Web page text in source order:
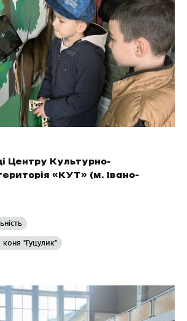
Центру Культурно-
«КУТ» (м. Івано-
коня "Гуцулик"